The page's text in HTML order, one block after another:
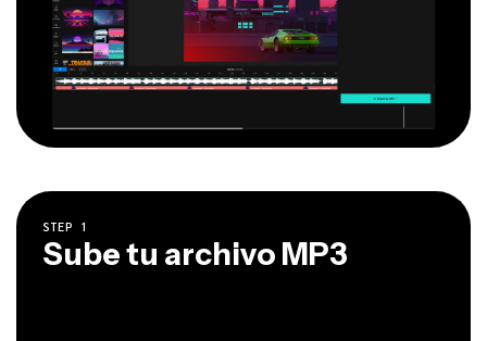
STEP 1
Sube tu archivo MP3